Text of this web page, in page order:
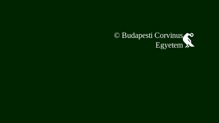
© Budapesti Corvinus
Egyetem